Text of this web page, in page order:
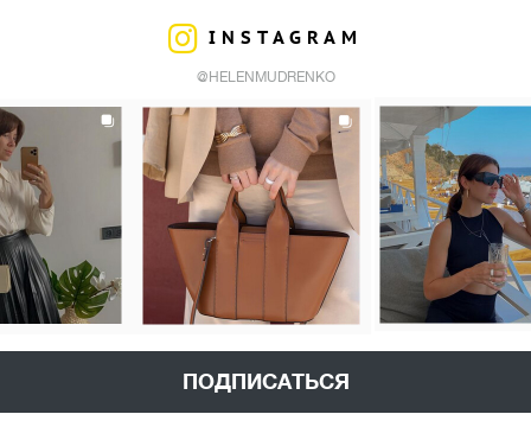
INSTAGRAM
@HELENMUDRENKO
ПОДПИСАТЬСЯ